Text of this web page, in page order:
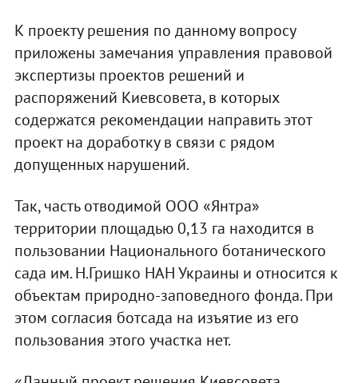
К проекту решения по данному вопросу
приложены замечания управления правовой
экспертизы проектов решений и
распоряжений Киевсовета, в которых
содержатся рекомендации направить этот
проект на доработку в связи с рядом
допущенных нарушений.
Так, часть отводимой ООО «Янтра»
территории площадью 0,13 га находится в
пользовании Национального ботанического
сада им. Н.Гришко НАН Украины и относится к
объектам природно-заповедного фонда. При
этом согласия ботсада на изъятие из его
пользования этого участка нет.